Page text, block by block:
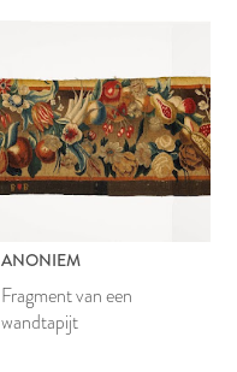
ANONIEM
Fragment van een
wandtapijt